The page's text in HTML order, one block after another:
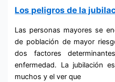
Los peligros de la
Las personas mayores se
de población de mayor
dos factores
enfermedad. La jubilación
muchos y el ver que